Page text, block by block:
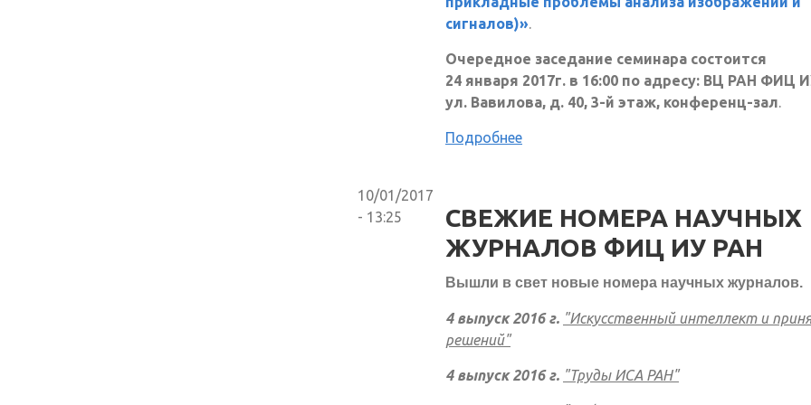
сигналов)».
Очередное заседание семинара состоится
24 января 2017г. в 16:00 по адресу: ВЦ РАН ФИЦ
ул. Вавилова, д. 40, 3-й этаж, конференц-зал.
Подробнее
10/01/2017
- 13:25
СВЕЖИЕ НОМЕРА НАУЧНЫХ
ЖУРНАЛОВ ФИЦ ИУ РАН
Вышли в свет новые номера научных журналов.
4 выпуск 2016 г. "Искусственный интеллект и
решений"
4 выпуск 2016 г. "Труды ИСА РАН"